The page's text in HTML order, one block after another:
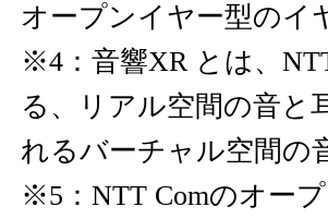
オープンイヤー型のイ
※4：音響XR とは、
る、リアル空間の音と
れるバーチャル空間の
※5：NTT Comのオー